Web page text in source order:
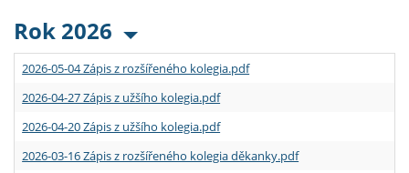
Rok 2026
2026-05-04 Zápis z rozšířeného kolegia.pdf
2026-04-27 Zápis z užšího kolegia.pdf
2026-04-20 Zápis z užšího kolegia.pdf
2026-03-16 Zápis z rozšířeného kolegia děkanky.pdf